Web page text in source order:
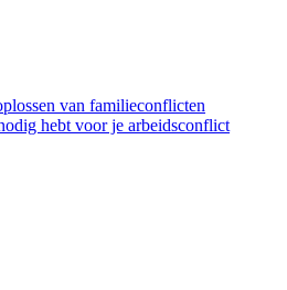
van familieconflicten
hebt voor je arbeidsconflict